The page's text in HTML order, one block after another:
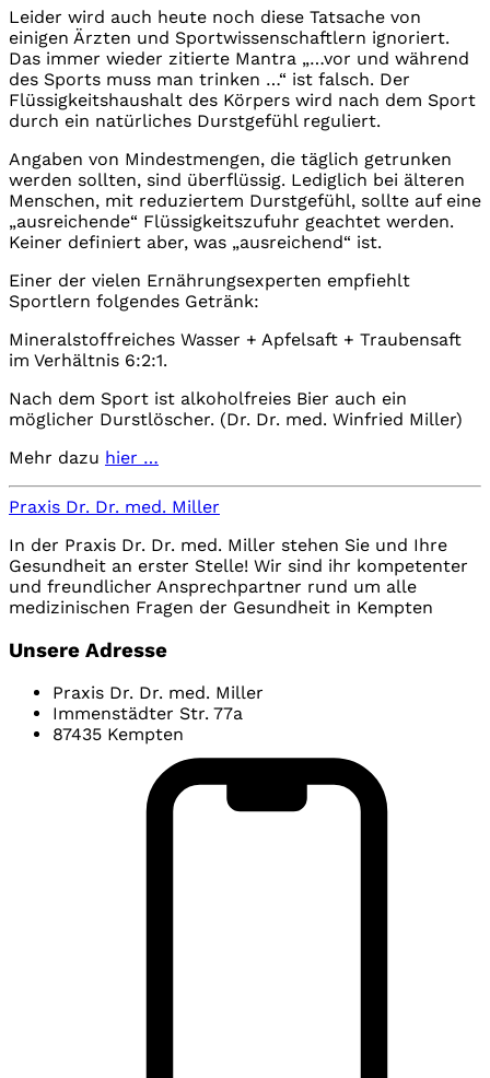
Leider wird auch heute noch diese Tatsache von
einigen Ärzten und Sportwissenschaftlern ignoriert.
Das immer wieder zitierte Mantra „…vor und während
des Sports muss man trinken …“ ist falsch. Der
Flüssigkeitshaushalt des Körpers wird nach dem Sport
durch ein natürliches Durstgefühl reguliert.
Angaben von Mindestmengen, die täglich getrunken
werden sollten, sind überflüssig. Lediglich bei älteren
Menschen, mit reduziertem Durstgefühl, sollte auf eine
„ausreichende“ Flüssigkeitszufuhr geachtet werden.
Keiner definiert aber, was „ausreichend“ ist.
Einer der vielen Ernährungsexperten empfiehlt
Sportlern folgendes Getränk:
Mineralstoffreiches Wasser + Apfelsaft + Traubensaft
im Verhältnis 6:2:1.
Nach dem Sport ist alkoholfreies Bier auch ein
möglicher Durstlöscher. (Dr. Dr. med. Winfried Miller)
Mehr dazu hier …
Praxis Dr. Dr. med. Miller
In der Praxis Dr. Dr. med. Miller stehen Sie und Ihre
Gesundheit an erster Stelle! Wir sind ihr kompetenter
und freundlicher Ansprechpartner rund um alle
medizinischen Fragen der Gesundheit in Kempten
Unsere Adresse
Praxis Dr. Dr. med. Miller
Immenstädter Str. 77a
87435 Kempten